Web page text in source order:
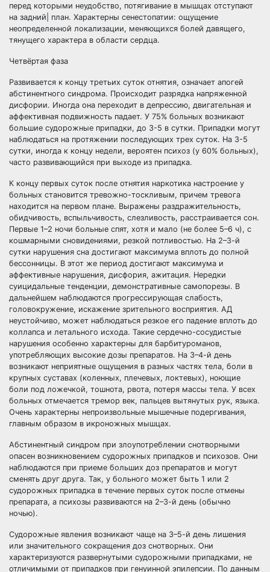
перед которыми неудобство, потягивание в мышцах отступают
на задний| план. Характерны сенестопатии: ощущение
неопределенной локализации, меняющихся болей давящего,
тянущего характера в области сердца.
Четвёртая фаза
Развивается к концу третьих суток отнятия, означает апогей
абстинентного синдрома. Происходит разрядка напряженной
дисфории. Иногда она переходит в депрессию, двигательная и
аффективная подвижность падает. У 75% больных возникают
большие судорожные припадки, до 3-5 в сутки. Припадки могут
наблюдаться на протяжении последующих трех суток. На 3-5
сутки, иногда к концу недели, вероятен психоз (у 60% больных),
часто развивающийся при выходе из припадка.
К концу первых суток после отнятия наркотика настроение у
больных становится тревожно-тоскливым, причем тревога
находится на первом плане. Выражены раздражительность,
обидчивость, вспыльчивость, слезливость, расстраивается сон.
Первые 1–2 ночи больные спят, хотя и мало (не более 5–6 ч), с
кошмарными сновидениями, резкой потливостью. На 2–3-й
сутки нарушения сна достигают максимума вплоть до полной
бессонницы. В этот же период достигают максимума и
аффективные нарушения, дисфория, ажитация. Нередки
суицидальные тенденции, демонстративные самопорезы. В
дальнейшем наблюдаются прогрессирующая слабость,
головокружение, искажение зрительного восприятия. АД
неустойчиво, может наблюдаться резкое его падение вплоть до
коллапса и летального исхода. Такие сердечно-сосудистые
нарушения особенно характерны для барбитуроманов,
употребляющих высокие дозы препаратов. На 3–4-й день
возникают неприятные ощущения в разных частях тела, боли в
крупных суставах (коленных, плечевых, локтевых), ноющие
боли под ложечкой, тошнота, рвота, потеря массы тела. У всех
больных отмечается тремор век, пальцев вытянутых рук, языка.
Очень характерны непроизвольные мышечные подергивания,
главным образом в икроножных мышцах.
Абстинентный синдром при злоупотреблении снотворными
опасен возникновением судорожных припадков и психозов. Они
наблюдаются при приеме больших доз препаратов и могут
сменять друг друга. Так, у больного может быть 1 или 2
судорожных припадка в течение первых суток после отмены
препарата, а психозы развиваются на 2–3-й день (обычно
ночью).
Судорожные явления возникают чаще на 3–5-й день лишения
или значительного сокращения доз снотворных. Они
характеризуются развернутыми судорожными припадками, не
отличимыми от припадков при генуинной эпилепсии. По данным